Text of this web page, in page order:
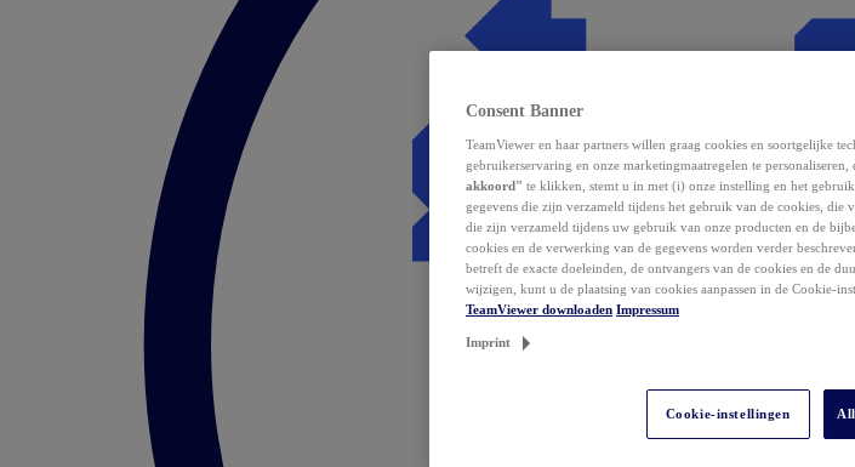
Consent Banner
TeamViewer en haar partners willen graag cookies en soortgelijke
gebruikerservaring en onze marketingmaatregelen te
akkoord" te klikken, stemt u in met (i) onze instelling en het
gegevens die zijn verzameld tijdens het gebruik van de cookies, die
die zijn verzameld tijdens uw gebruik van onze producten en de
cookies en de verwerking van de gegevens worden verder
betreft de exacte doeleinden, de ontvangers van de cookies en de
wijzigen, kunt u de plaatsing van cookies aanpassen in de Cookie-
TeamViewer downloaden Impressum
Imprint
Cookie-instellingen